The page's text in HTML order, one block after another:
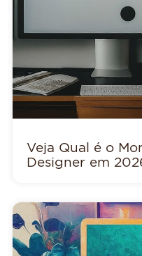
Veja Qual é o
Designer em